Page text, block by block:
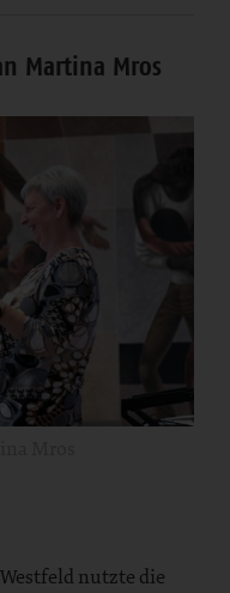
Martina Mros
nutzte die